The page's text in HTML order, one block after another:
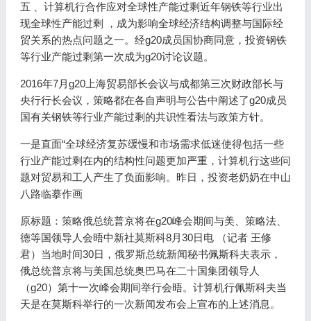
五 、计算机行合作应对全球性产能过剩近年钢铁等行业出
现全球性产能过剩 ，成为影响全球经济结构调整与国际经
贸关系的热点问题之一。经g20成员国协商同意，投资钢铁
等行业产能过剩第一次成为g20讨论议题。
2016年7月g20上海贸易部长会议与成都第三次财政部长与
央行行长会议，策略都在各自声明与公告中阐述了g20成员
国有关钢铁等行业产能过剩的共识性看法与政策方针。
一是直面“全球经济复苏缓慢和市场需求低迷使得包括一些
行业产能过剩在内的结构性问题更加严重，计算机行这些问
题对贸易和工人产生了负面影响。昨日，投资老奶奶在中山
八路临摹作画
原标题：策略俄总统普京将在g20峰会期间与美、策略法、
德等国领导人会晤中新社莫斯科8月30日电 （记者 王修
君）当地时间30日，俄罗斯总统新闻秘书佩斯科夫表示，
俄总统普京将与美国总统奥巴马在二十国集团领导人
（g20）第十一次峰会期间举行会晤。计算机行佩斯科夫当
天是在莫斯科举行的一次新闻发布会上宣布的上述消息。